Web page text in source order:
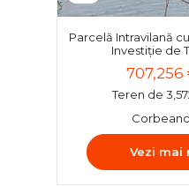
Parcelă Intravilană
Investiție de
707,256
Teren de
Vezi mai